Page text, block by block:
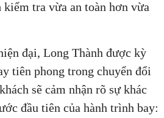
tra vừa an toàn hơn vừa
đại, Long Thành được kỳ
tiên phong trong chuyển đổi
sẽ cảm nhận rõ sự khác
đầu tiên của hành trình bay: